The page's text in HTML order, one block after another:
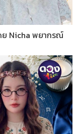
ย Nicha พยากรณ์